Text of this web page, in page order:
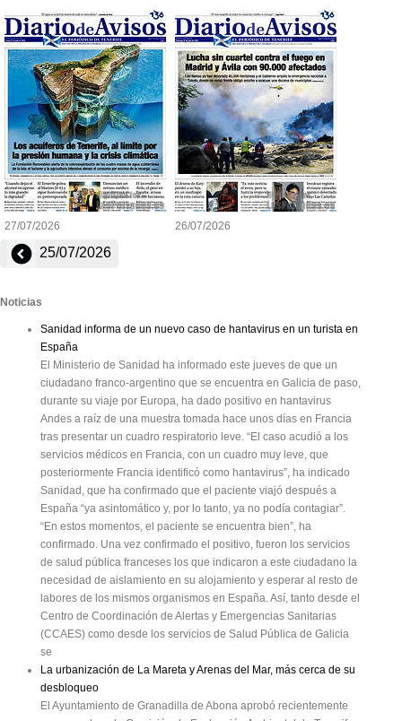
27/07/2026 26/07/2026
25/07/2026
Noticias
Sanidad informa de un nuevo caso de hantavirus en un turista en
España
El Ministerio de Sanidad ha informado este jueves de que un
ciudadano franco-argentino que se encuentra en Galicia de paso,
durante su viaje por Europa, ha dado positivo en hantavirus
Andes a raíz de una muestra tomada hace unos días en Francia
tras presentar un cuadro respiratorio leve. “El caso acudió a los
servicios médicos en Francia, con un cuadro muy leve, que
posteriormente Francia identificó como hantavirus”, ha indicado
Sanidad, que ha confirmado que el paciente viajó después a
España “ya asintomático y, por lo tanto, ya no podía contagiar”.
“En estos momentos, el paciente se encuentra bien”, ha
confirmado. Una vez confirmado el positivo, fueron los servicios
de salud pública franceses los que indicaron a este ciudadano la
necesidad de aislamiento en su alojamiento y esperar al resto de
labores de los mismos organismos en España. Así, tanto desde el
Centro de Coordinación de Alertas y Emergencias Sanitarias
(CCAES) como desde los servicios de Salud Pública de Galicia
se
La urbanización de La Mareta y Arenas del Mar, más cerca de su
desbloqueo
El Ayuntamiento de Granadilla de Abona aprobó recientemente